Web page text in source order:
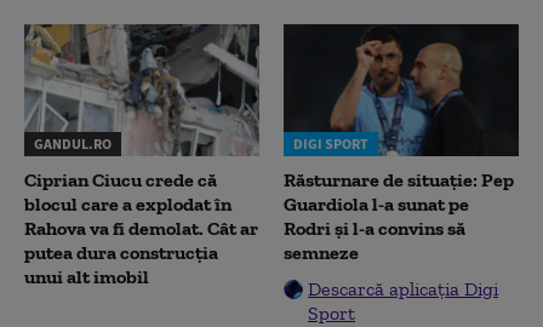
GANDUL.RO
Ciprian Ciucu crede că
blocul care a explodat în
Rahova va fi demolat. Cât ar
putea dura construcția
unui alt imobil
DIGI SPORT
Răsturnare de situație: Pep
Guardiola l-a sunat pe
Rodri și l-a convins să
semneze
Descarcă aplicația Digi
Sport